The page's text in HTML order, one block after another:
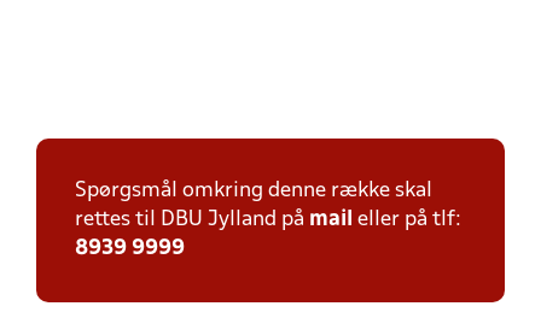
Spørgsmål omkring denne række skal
rettes til DBU Jylland på mail eller på tlf:
8939 9999